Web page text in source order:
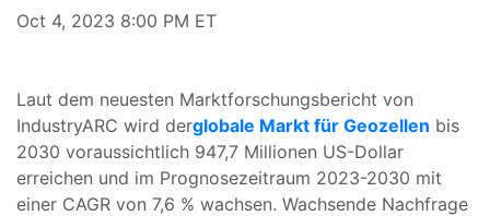
Oct 4, 2023 8:00 PM ET
Laut dem neuesten Marktforschungsbericht von
IndustryARC wird derglobale Markt für Geozellen bis
2030 voraussichtlich 947,7 Millionen US-Dollar
erreichen und im Prognosezeitraum 2023-2030 mit
einer CAGR von 7,6 % wachsen. Wachsende Nachfrage